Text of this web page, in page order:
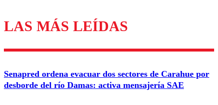
Los comentarios son moderados para garantizar un
diálogo respetuoso.
Correo
LAS MÁS LEÍDAS
Senapred ordena evacuar dos sectores de Carahue por
desborde del río Damas: activa mensajería SAE